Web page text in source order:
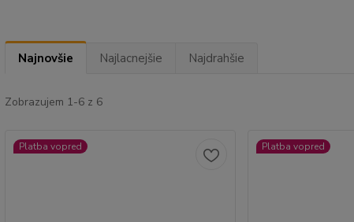
Najnovšie Najlacnejšie Najdrahšie
Zobrazujem 1-6 z 6
Platba vopred Platba vopred